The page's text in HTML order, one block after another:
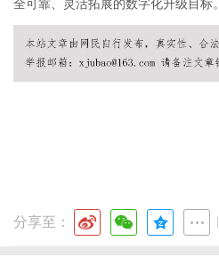
全可靠、灵活拓展的数字化升级目标。
分享至：